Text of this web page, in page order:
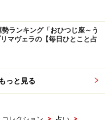
初心も捨てる柔軟性が
ランキング「おひつじ座～う
マヴェラの【毎日ひとこと占
っと見る